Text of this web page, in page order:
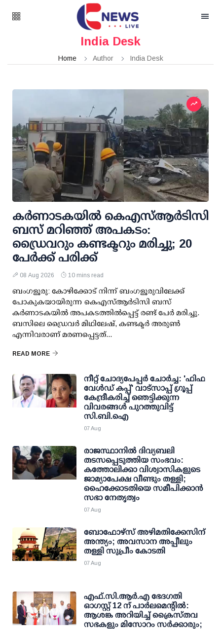
India Desk
Home Author India Desk
കര്‍ണാടകയില്‍ കെഎസ്ആര്‍ടിസി
ബസ് മറിഞ്ഞ് അപകടം:
ഡ്രൈവറും കണ്ടക്ടറും മരിച്ചു; 20
പേര്‍ക്ക് പരിക്ക്
08 Aug 2026 10 mins read
ബംഗളൂരു: കോഴിക്കോട് നിന്ന് ബംഗളൂരുവിലേക്ക്
പോകുകയായിരുന്ന കെഎസ്ആര്‍ടിസി ബസ്
കര്‍ണാടകയില്‍ അപകടത്തില്‍പ്പെട്ട് രണ്ട് പേര്‍ മരിച്ചു.
ബസിലെ ഡ്രൈവര്‍ മിഥിലേഷ്, കണ്ടക്ടര്‍ അരുണ്‍
എന്നിവരാണ് മരണപ്പെട്ടത്...
READ MORE
നീറ്റ് ചോദ്യപേപ്പര്‍ ചോര്‍ച്ച: 'ഫിഫ
വേള്‍ഡ് കപ്പ്' വാട്സാപ്പ് ഗ്രൂപ്പ്
കേന്ദ്രീകരിച്ച് ഞെട്ടിക്കുന്ന
വിവരങ്ങള്‍ പുറത്തുവിട്ട്
സി.ബി.ഐ
07 Aug
രാജസ്ഥാനിൽ ദിവ്യബലി
തടസപ്പെടുത്തിയ സംഭവം:
കത്തോലിക്കാ വിശ്വാസികളുടെ
ജാമ്യാപേക്ഷ വീണ്ടും തള്ളി;
ഹൈക്കോടതിയെ സമീപിക്കാൻ
സഭാ നേതൃത്വം
07 Aug
ബോഫോഴ്സ് അഴിമതിക്കേസിന്
അന്ത്യം; അവസാന അപ്പീലും
തള്ളി സുപ്രീം കോടതി
07 Aug
എഫ്.സി.ആര്‍.എ ഭേദഗതി
ഓഗസ്റ്റ് 12 ന് പാര്‍ലമെന്റില്‍:
ആശങ്ക അറിയിച്ച് ക്രൈസ്തവ
സഭകളും മിസോറം സര്‍ക്കാരും;